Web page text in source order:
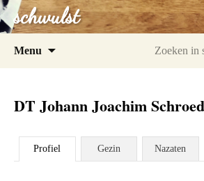
schwulst
Menu
DT Johann Joachim
Profiel Gezin Nazaten